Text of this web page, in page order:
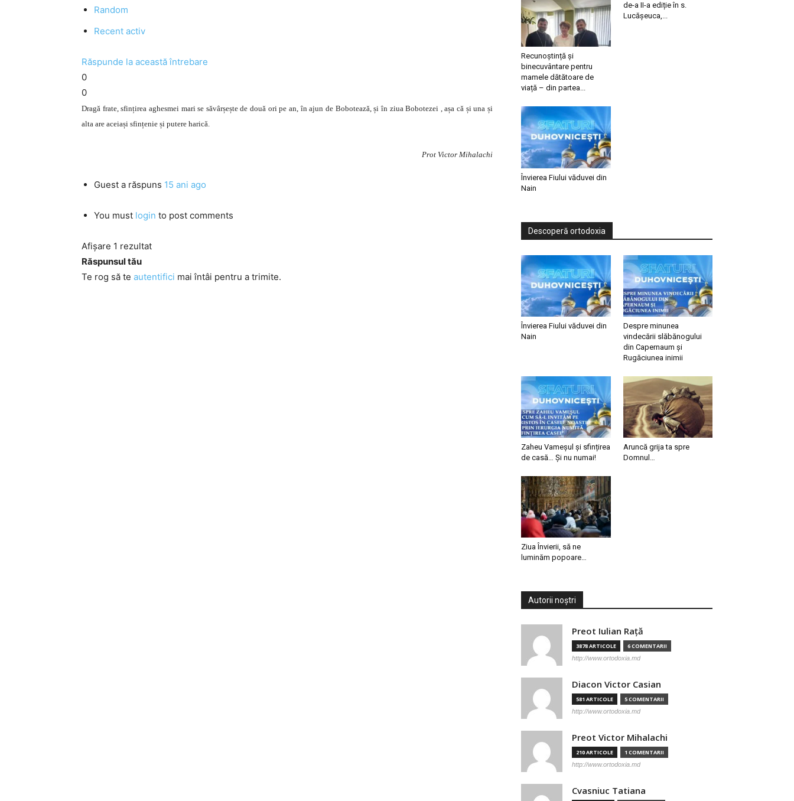
Random
Recent activ
Răspunde la această întrebare
0
0
Dragă frate, sfințirea aghesmei mari se săvârșește de două ori pe an, în ajun de Bobotează, și în ziua Bobotezei , așa că și una și
alta are aceiași sfințenie și putere harică.
Prot Victor Mihalachi
Guest a răspuns 15 ani ago
You must login to post comments
Afișare 1 rezultat
Răspunsul tău
Te rog să te autentifici mai întâi pentru a trimite.
Recunoștință și
binecuvântare pentru
mamele dătătoare de
viață – din partea...
de-a II-a ediție în s.
Lucășeuca,...
Învierea Fiului văduvei din
Nain
Descoperă ortodoxia
Învierea Fiului văduvei din
Nain
Despre minunea
vindecării slăbănogului
din Capernaum și
Rugăciunea inimii
Zaheu Vameșul și sfințirea
de casă… Și nu numai!
Aruncă grija ta spre
Domnul…
Ziua Învierii, să ne
luminăm popoare…
Autorii noștri
Preot Iulian Raţă
3878 ARTICOLE 6 COMENTARII
http://www.ortodoxia.md
Diacon Victor Casian
581 ARTICOLE 5 COMENTARII
http://www.ortodoxia.md
Preot Victor Mihalachi
210 ARTICOLE 1 COMENTARII
http://www.ortodoxia.md
Cvasniuc Tatiana